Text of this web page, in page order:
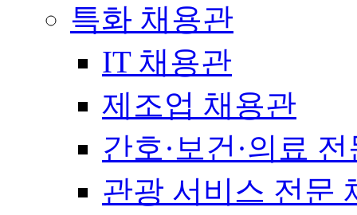
특화 채용관
IT 채용관
제조업 채용관
간호·보건·의료
관광 서비스 전문